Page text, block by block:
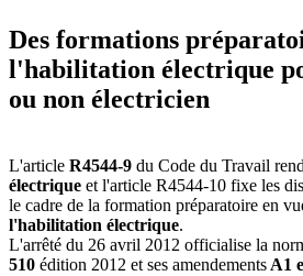
Des formations
l'habilitation électrique
ou non électricien
L'article R4544-9 du Code du Travail
électrique et l'article R4544-10 fixe les
le cadre de la formation préparatoire en
l'habilitation électrique.
L'arrêté du 26 avril 2012 officialise la
510 édition 2012 et ses amendements A1